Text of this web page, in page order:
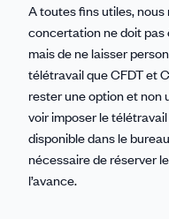
A toutes fins utiles,
concertation ne doit pas
mais de ne laisser
télétravail que CFDT et
rester une option et non
voir imposer le télétravail
disponible dans le
nécessaire de réserver
l’avance.